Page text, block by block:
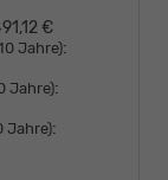
€
Jahre):
Jahre):
Jahre):